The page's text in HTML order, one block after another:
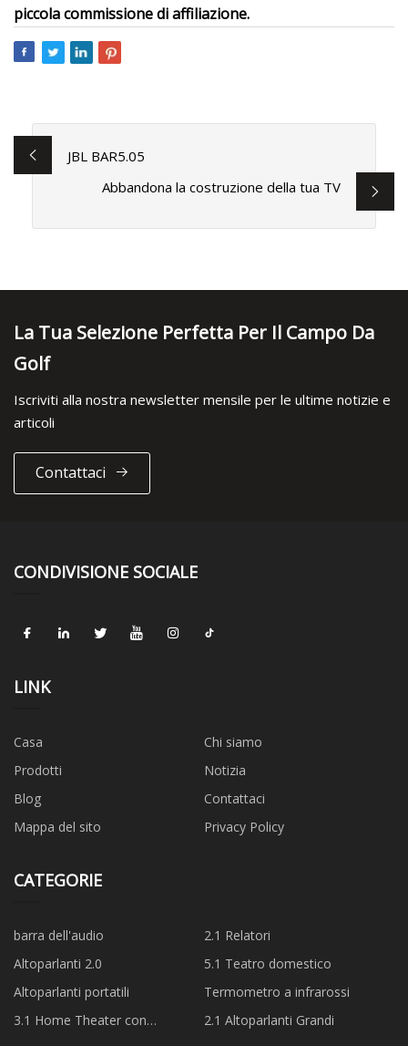
piccola commissione di affiliazione.
JBL BAR5.05
Abbandona la costruzione della tua TV
La Tua Selezione Perfetta Per Il Campo Da
Golf
Iscriviti alla nostra newsletter mensile per le ultime notizie e
articoli
Contattaci
CONDIVISIONE SOCIALE
LINK
Casa
Chi siamo
Prodotti
Notizia
Blog
Contattaci
Mappa del sito
Privacy Policy
CATEGORIE
barra dell'audio
2.1 Relatori
Altoparlanti 2.0
5.1 Teatro domestico
Altoparlanti portatili
Termometro a infrarossi
3.1 Home Theater con
2.1 Altoparlanti Grandi